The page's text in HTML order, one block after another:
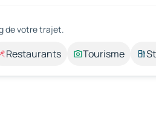
de votre trajet.
Restaurants Tourisme